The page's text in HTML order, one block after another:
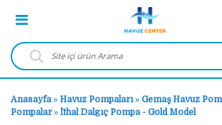
Anasayfa» Havuz Pompaları» Gemaş Havuz
Pompalar» İthal Dalgıç Pompa - Gold Model